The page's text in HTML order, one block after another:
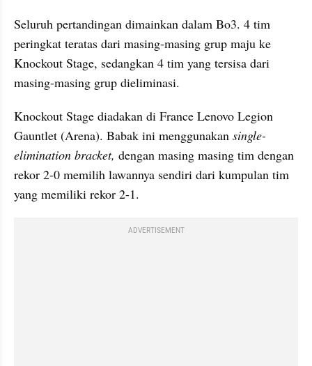
Seluruh pertandingan dimainkan dalam Bo3. 4 tim
peringkat teratas dari masing-masing grup maju ke
Knockout Stage, sedangkan 4 tim yang tersisa dari
masing-masing grup dieliminasi.
Knockout Stage diadakan di France Lenovo Legion
Gauntlet (Arena). Babak ini menggunakan single-
elimination bracket, dengan masing masing tim dengan
rekor 2-0 memilih lawannya sendiri dari kumpulan tim
yang memiliki rekor 2-1.
ADVERTISEMENT